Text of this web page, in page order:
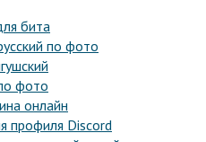
бита
по фото
фото
онлайн
профиля Discord